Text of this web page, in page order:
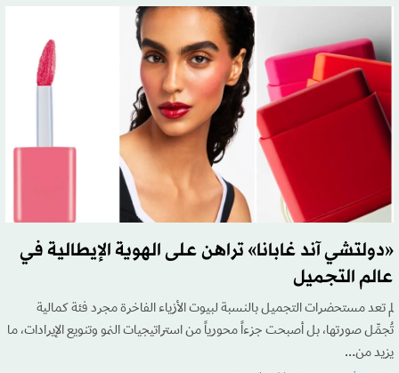
«دولتشي آند غابانا» تراهن على الهوية الإيطالية في
عالم التجميل
لم تعد مستحضرات التجميل بالنسبة لبيوت الأزياء الفاخرة مجرد فئة كمالية
تُجمِّل صورتها، بل أصبحت جزءاً محورياً من استراتيجيات النمو وتنويع الإيرادات، ما
يزيد من…